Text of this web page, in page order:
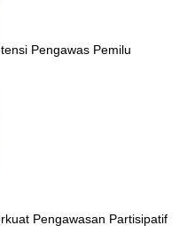
Pengawas Pemilu
Pengawasan Partisipatif